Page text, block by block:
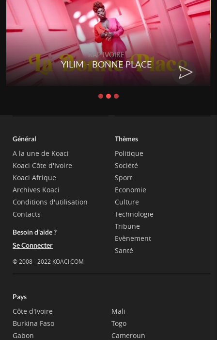
RAP IVOIRE
YILIM - BONNE PLACE
Général
A la une de Koaci
Koaci Côte d'Ivoire
Koaci Afrique
Archives Koaci
Conditions d'utilisation
Contacts
Besoin d'aide ?
Se Connecter
© 2008 - 2022 KOACI.COM
Thèmes
Politique
Société
Sport
Economie
Culture
Technologie
Tribune
Evènement
Santé
Pays
Côte d'Ivoire
Burkina Faso
Gabon
Mali
Togo
Cameroun